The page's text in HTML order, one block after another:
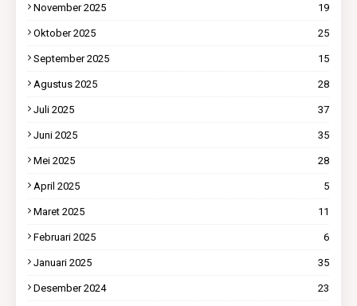
November 2025 19
Oktober 2025 25
September 2025 15
Agustus 2025 28
Juli 2025 37
Juni 2025 35
Mei 2025 28
April 2025 5
Maret 2025 11
Februari 2025 6
Januari 2025 35
Desember 2024 23